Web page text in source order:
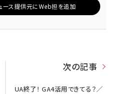
ース提供元にWeb担を追加
次の記事
UA終了！ GA4活用できてる？／